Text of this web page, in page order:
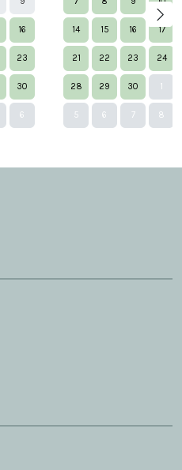
16
23
30
6
14 15 16 17
21 22 23 24
28 29 30
5 6 7 8